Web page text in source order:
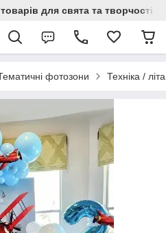
для свята та творчості
фотозони Техніка /